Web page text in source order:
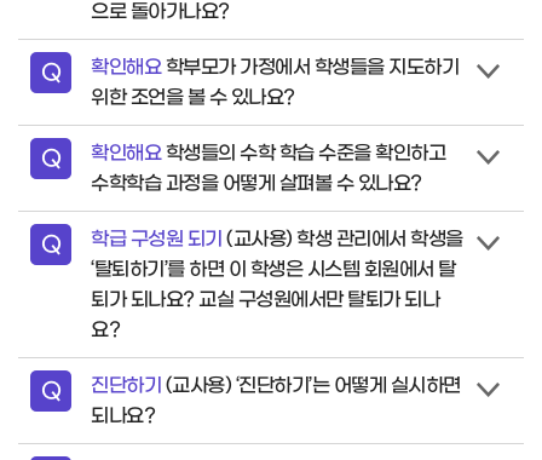
으로 돌아가나요?
Q질
확인해요 학부모가 가정에서 학생들을 지도하기
위한 조언을 볼 수 있나요?
Q질
확인해요 학생들의 수학 학습 수준을 확인하고
수학학습 과정을 어떻게 살펴볼 수 있나요?
Q질
학급 구성원 되기 (교사용) 학생 관리에서 학생을
‘탈퇴하기’를 하면 이 학생은 시스템 회원에서 탈
퇴가 되나요? 교실 구성원에서만 탈퇴가 되나
요?
Q질
진단하기 (교사용) ‘진단하기’는 어떻게 실시하면
되나요?